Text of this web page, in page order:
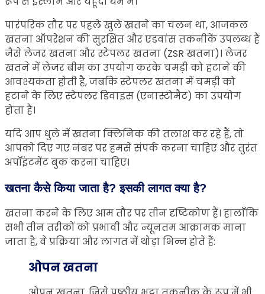
पारंपरिक तौर पर पहले खुले खतने का चलन था, आजकल
खतना ऑपरेशन की सुरक्षित और एडवांस तकनीकें उपलब्ध हैं
जैसे लेजर खतना और स्टेपलर खतना (ZSR खतना)। लेजर
खतने में लेजर बीम का उपयोग करके चमड़ी को हटाने की
आवश्यकता होती है, जबकि स्टेपलर खतना में चमड़ी को
हटाने के लिए स्टेपलर डिवाइस (एनास्टोमैट) का उपयोग
होता है।
यदि आप धुले में खतना क्लिनिक की तलाश कर रहे हैं, तो
आपको दिए गए नंबर पर हमसे संपर्क करना चाहिए और तुरंत
अपॉइंटमेंट बुक करना चाहिए।
खतना कैसे किया जाता है? इसकी लागत क्या है?
खतना करने के लिए आम तौर पर तीन दृष्टिकोण हैं। हालाँकि
सभी तीन तरीकों को प्रभावी और न्यूनतम आक्रामक माना
जाता है, वे प्रक्रिया और लागत में थोड़ा भिन्न होते हैं:
ओपन खतना